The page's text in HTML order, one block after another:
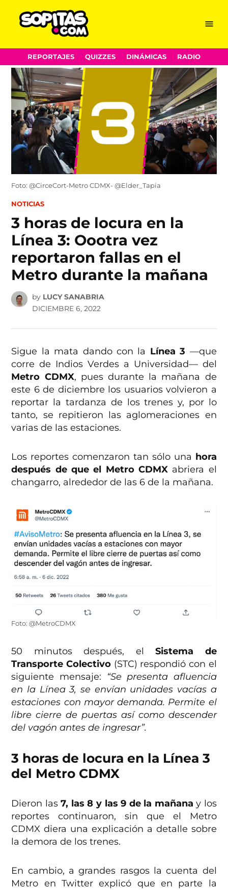
Skip
to
content
Menu
REPORTAJES QUIZZES DINÁMICAS RADIO
Foto: @CirceCort-Metro CDMX- @Elder_Tapia
POSTED
NOTICIAS
3 horas de locura en la
Línea 3: Oootra vez
reportaron fallas en el
Metro durante la mañana
by LUCY SANABRIA
DICIEMBRE 6, 2022
Sigue la mata dando con la Línea 3 —que
corre de Indios Verdes a Universidad— del
Metro CDMX, pues durante la mañana de
este 6 de diciembre los usuarios volvieron a
reportar la tardanza de los trenes y, por lo
tanto, se repitieron las aglomeraciones en
varias de las estaciones.
Los reportes comenzaron tan sólo una hora
después de que el Metro CDMX abriera el
changarro, alrededor de las 6 de la mañana.
Foto: @MetroCDMX
50 minutos después, elSistema de
Transporte Colectivo (STC) respondió con el
siguiente mensaje:
“Se presenta afluencia
en la Línea 3, se envían unidades vacías a
estaciones con mayor demanda. Permite el
libre cierre de puertas así como descender
del vagón antes de ingresar”.
3 horas de locura en la Línea 3
del Metro CDMX
Dieron las7, las 8 y las 9 de la mañana y los
reportes continuaron, sin que el Metro
CDMX diera una explicación a detalle sobre
la demora de los trenes.
En cambio, a grandes rasgos la cuenta del
Metro en Twitter explicó que en parte la